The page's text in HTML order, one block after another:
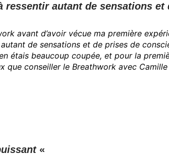
ressentir autant de sensations
avant d’avoir vécue ma première
de sensations et de prises de
étais beaucoup coupée, et pour la
que conseiller le Breathwork avec
«